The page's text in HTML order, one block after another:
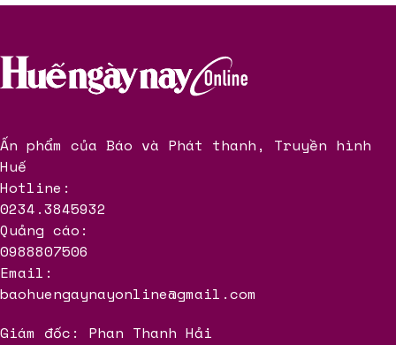
Ready for C2
Ấn phẩm của Báo và Phát thanh, Truyền hình
Huế
Hotline:
0234.3845932
Quảng cáo:
0988807506
Email:
baohuengaynayonline@gmail.com
Giám đốc: Phan Thanh Hải